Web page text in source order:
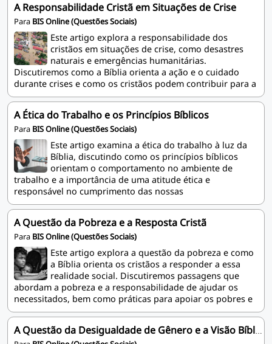
corpo e espírito, conforme orientado nas Escrituras.
A Responsabilidade Cristã em Situações de Crise
Para BIS Online (Questões Sociais)
Este artigo explora a responsabilidade dos
cristãos em situações de crise, como desastres
naturais e emergências humanitárias.
Discutiremos como a Bíblia orienta a ação e o cuidado
durante crises e como os cristãos podem contribuir para a
ajuda e a recuperação.
A Ética do Trabalho e os Princípios Bíblicos
Para BIS Online (Questões Sociais)
Este artigo examina a ética do trabalho à luz da
Bíblia, discutindo como os princípios bíblicos
orientam o comportamento no ambiente de
trabalho e a importância de uma atitude ética e
responsável no cumprimento das nossas
responsabilidades profissionais.
A Questão da Pobreza e a Resposta Cristã
Para BIS Online (Questões Sociais)
Este artigo explora a questão da pobreza e como
a Bíblia orienta os cristãos a responder a essa
realidade social. Discutiremos passagens que
abordam a pobreza e a responsabilidade de ajudar os
necessitados, bem como práticas para apoiar os pobres e
os marginalizados.
A Questão da Desigualdade de Gênero e a Visão Bíblica